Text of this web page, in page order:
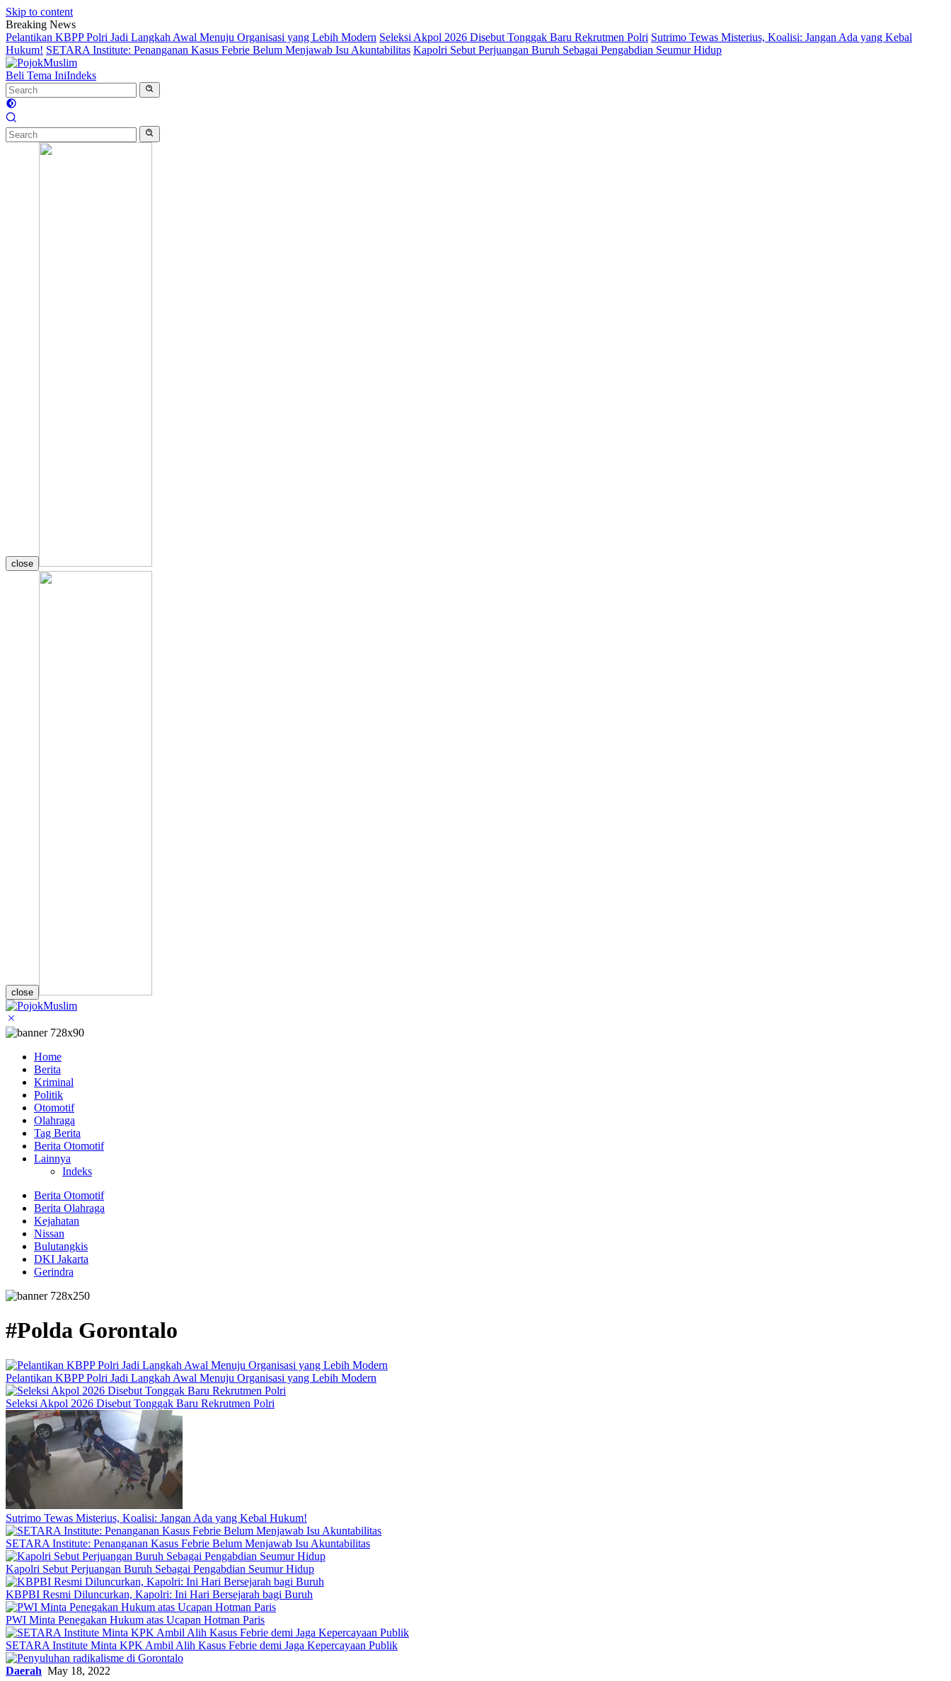
Skip to content
Breaking News
Pelantikan KBPP Polri Jadi Langkah Awal Menuju Organisasi yang Lebih Modern Seleksi Akpol 2026 Disebut Tonggak Baru Rekrutmen Polri Sutrimo Tewas Misterius, Koalisi: Jangan Ada yang Kebal
Hukum! SETARA Institute: Penanganan Kasus Febrie Belum Menjawab Isu Akuntabilitas Kapolri Sebut Perjuangan Buruh Sebagai Pengabdian Seumur Hidup
Beli Tema IniIndeks
close
close
Home
Berita
Kriminal
Politik
Otomotif
Olahraga
Tag Berita
Berita Otomotif
Lainnya
Indeks
Berita Otomotif
Berita Olahraga
Kejahatan
Nissan
Bulutangkis
DKI Jakarta
Gerindra
#Polda Gorontalo
Pelantikan KBPP Polri Jadi Langkah Awal Menuju Organisasi yang Lebih Modern
Seleksi Akpol 2026 Disebut Tonggak Baru Rekrutmen Polri
Sutrimo Tewas Misterius, Koalisi: Jangan Ada yang Kebal Hukum!
SETARA Institute: Penanganan Kasus Febrie Belum Menjawab Isu Akuntabilitas
Kapolri Sebut Perjuangan Buruh Sebagai Pengabdian Seumur Hidup
KBPBI Resmi Diluncurkan, Kapolri: Ini Hari Bersejarah bagi Buruh
PWI Minta Penegakan Hukum atas Ucapan Hotman Paris
SETARA Institute Minta KPK Ambil Alih Kasus Febrie demi Jaga Kepercayaan Publik
Daerah May 18, 2022